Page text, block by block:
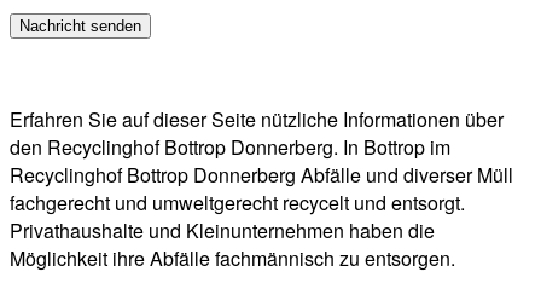
Erfahren Sie auf dieser Seite nützliche Informationen über
den Recyclinghof Bottrop Donnerberg. In Bottrop im
Recyclinghof Bottrop Donnerberg Abfälle und diverser Müll
fachgerecht und umweltgerecht recycelt und entsorgt.
Privathaushalte und Kleinunternehmen haben die
Möglichkeit ihre Abfälle fachmännisch zu entsorgen.